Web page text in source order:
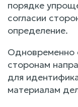
порядке
согласии
определение.
Одновременно
сторонам
для
материалам